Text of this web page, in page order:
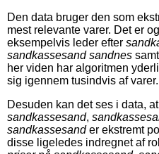
Den data bruger den som
mest relevante varer. Det er
eksempelvis leder efter
sandkassesand sandnes samt
her viden har algoritmen
sig igennem tusindvis af varer.
Desuden kan det ses i data,
sandkassesand,
sandkassesander ekstremt
disse ligeledes indregnet af